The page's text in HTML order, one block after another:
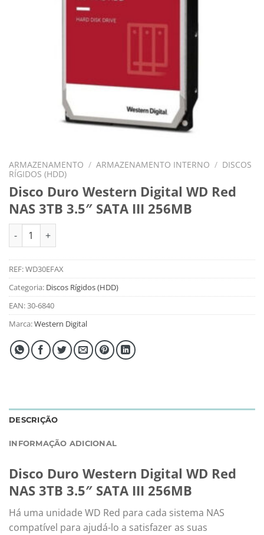
ARMAZENAMENTO / ARMAZENAMENTO INTERNO / DISCOS
RÍGIDOS (HDD)
Disco Duro Western Digital WD Red
NAS 3TB 3.5″ SATA III 256MB
Quantidade de Disco Duro Western Digital WD Red NAS 3TB
REF:WD30EFAX
Categoria: Discos Rígidos (HDD)
EAN:30-6840
Marca:Western Digital
DESCRIÇÃO
INFORMAÇÃO ADICIONAL
Disco Duro Western Digital WD Red
NAS 3TB 3.5″ SATA III 256MB
Há uma unidade WD Red para cada sistema NAS
compatível para ajudá-lo a satisfazer as suas